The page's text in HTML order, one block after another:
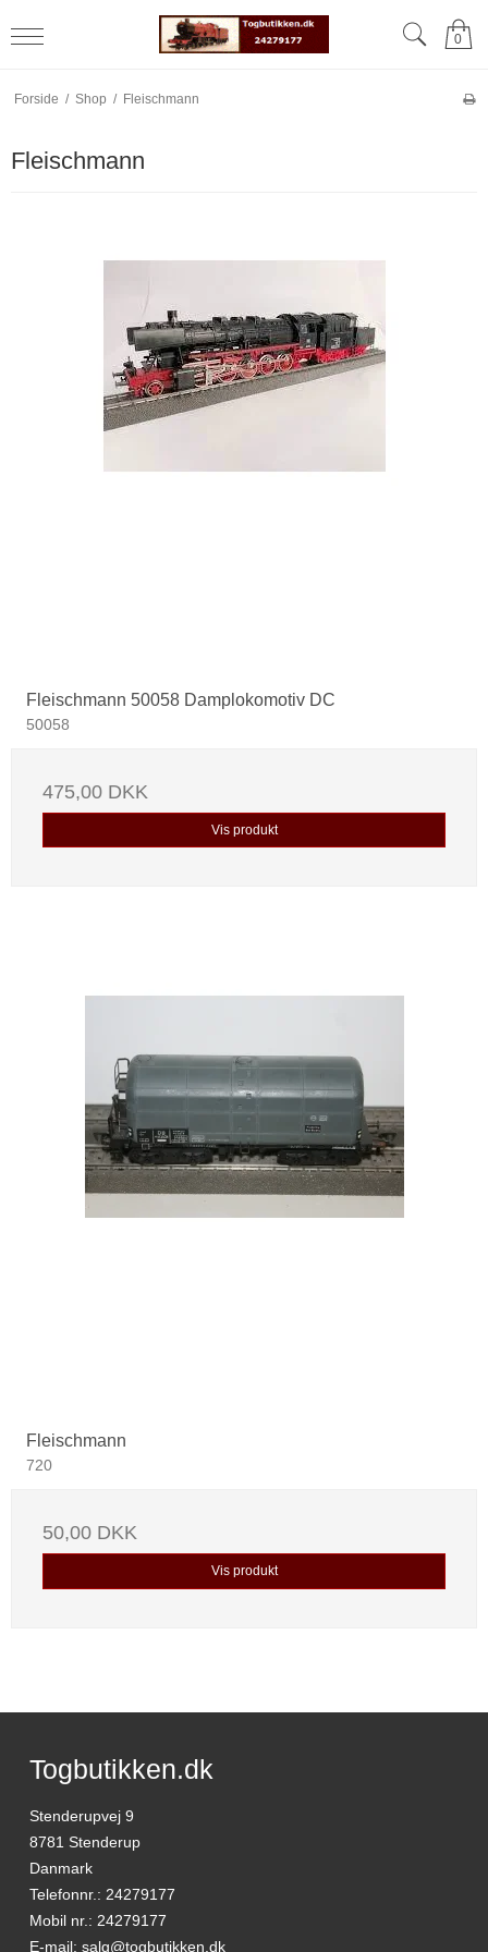
0
Forside / Shop / Fleischmann
Fleischmann
Fleischmann 50058 Damplokomotiv DC
50058
475,00 DKK
Vis produkt
Fleischmann
720
50,00 DKK
Vis produkt
Togbutikken.dk
Stenderupvej 9
8781 Stenderup
Danmark
Telefonnr. : 24279177
Mobil nr. : 24279177
E-mail: salg@togbutikken.dk